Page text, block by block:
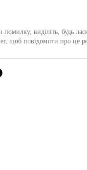
виділіть, будь
щоб повідомити про це